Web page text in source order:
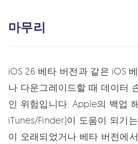
마무리
iOS 26 베타 버전과 같은 iOS
나 다운그레이드할 때 데이터
인 위험입니다. Apple의 백업
iTunes/Finder)이 도움이 되기
이 오래되었거나 베타 버전에